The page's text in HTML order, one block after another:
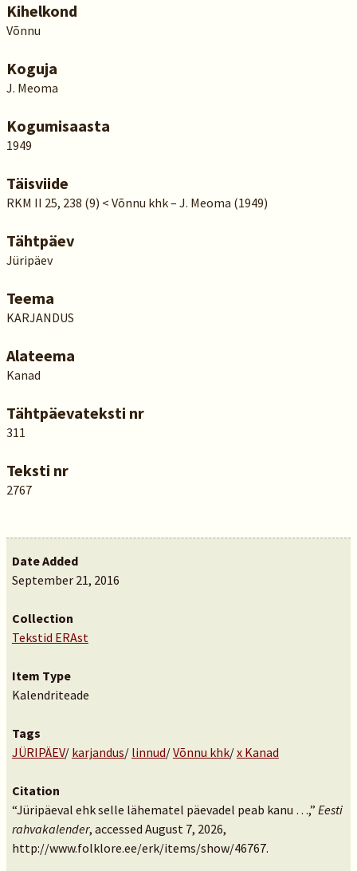
Kihelkond
Võnnu
Koguja
J. Meoma
Kogumisaasta
1949
Täisviide
RKM II 25, 238 (9) < Võnnu khk – J. Meoma (1949)
Tähtpäev
Jüripäev
Teema
KARJANDUS
Alateema
Kanad
Tähtpäevateksti nr
311
Teksti nr
2767
Date Added
September 21, 2016
Collection
Tekstid ERAst
Item Type
Kalendriteade
Tags
JÜRIPÄEV/ karjandus/ linnud/Võnnu khk/x Kanad
Citation
“Jüripäeval ehk selle lähematel päevadel peab kanu …,” Eesti
rahvakalender, accessed August 7, 2026,
http://www.folklore.ee/erk/items/show/46767.